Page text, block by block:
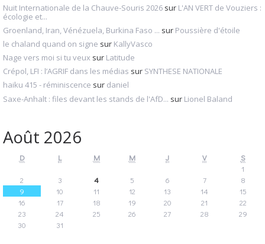
Nuit Internationale de la Chauve-Souris 2026 sur L'AN VERT de Vouziers :
écologie et...
Groenland, Iran, Vénézuela, Burkina Faso ... sur Poussière d'étoile
le chaland quand on signe sur KallyVasco
Nage vers moi si tu veux sur Latitude
Crépol, LFI : l’AGRIF dans les médias sur SYNTHESE NATIONALE
haiku 415 - réminiscence sur daniel
Saxe-Anhalt : files devant les stands de l'AfD... sur Lionel Baland
Août 2026
D L M M J V
S
1
2
3 4 5 6 7
8
9
10 11 12 13 14
15
16
17 18 19 20 21
22
23
24 25 26 27 28
29
30
31